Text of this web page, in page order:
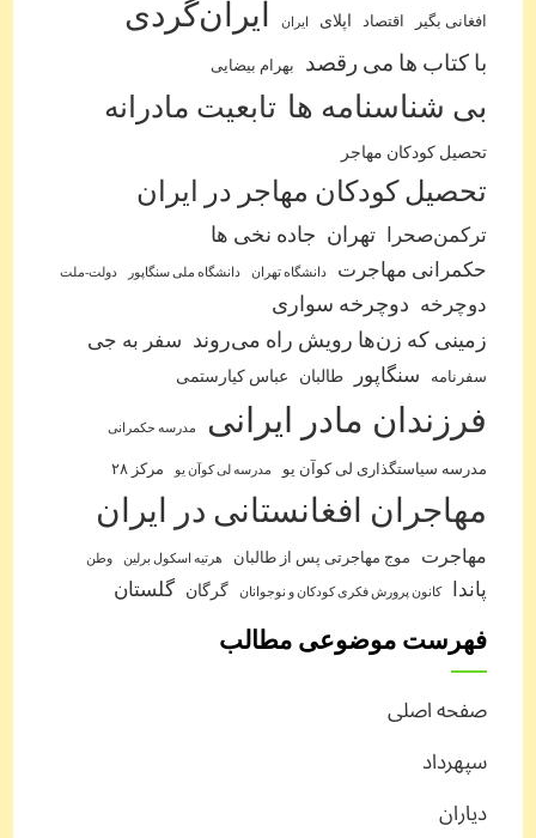
افغانی بگیر اقتصاد اپلای ایران ایران‌گردی
با کتاب ها می رقصد بهرام بیضایی
بی شناسنامه ها تابعیت مادرانه
تحصیل کودکان مهاجر
تحصیل کودکان مهاجر در ایران
ترکمن‌صحرا تهران
جاده نخی ها
حکمرانی مهاجرت
دانشگاه تهران دانشگاه ملی سنگاپور دولت-ملت
دوچرخه
دوچرخه سواری
زمینی که زن‌ها رویش راه می‌روند
سفر به جی
سفرنامه سنگاپور طالبان عباس کیارستمی
فرزندان مادر ایرانی مدرسه حکمرانی
مدرسه سیاستگذاری لی کوآن یو مدرسه لی کوآن یو مرکز ۲۸
مهاجران افغانستانی در ایران
مهاجرت موج مهاجرتی پس از طالبان هرتیه اسکول برلین وطن
پاندا کانون پرورش فکری کودکان و نوجوانان گرگان گلستان
فهرست موضوعی مطالب
صفحه اصلی
سپهرداد
دیاران